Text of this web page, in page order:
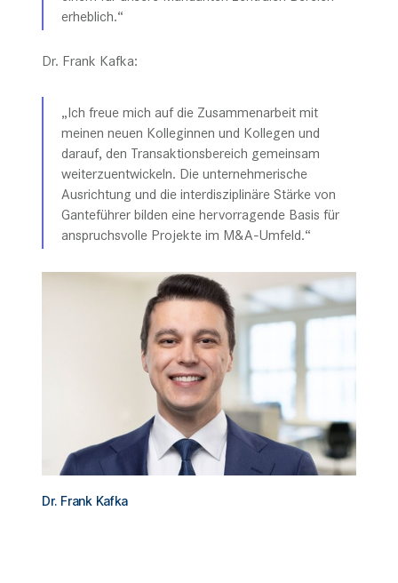
erheblich.“
Dr. Frank Kafka:
„Ich freue mich auf die Zusammenarbeit mit
meinen neuen Kolleginnen und Kollegen und
darauf, den Transaktionsbereich gemeinsam
weiterzuentwickeln. Die unternehmerische
Ausrichtung und die interdisziplinäre Stärke von
Ganteführer bilden eine hervorragende Basis für
anspruchsvolle Projekte im M&A-Umfeld.“
Dr. Frank Kafka